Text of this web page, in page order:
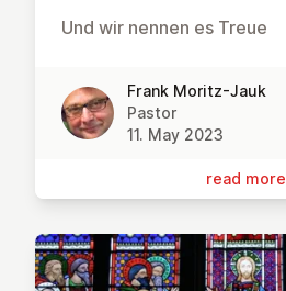
Und wir nennen es Treue
Frank Moritz-Jauk
Pastor
11. May 2023
read more